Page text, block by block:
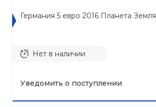
Германия 5 евро 2016 Планета Земля
Нет в наличии
Уведомить о поступлении